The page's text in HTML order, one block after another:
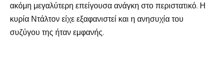
ακόμη μεγαλύτερη επείγουσα ανάγκη στο περιστατικό. Η
κυρία Ντάλτον είχε εξαφανιστεί και η ανησυχία του
συζύγου της ήταν εμφανής.